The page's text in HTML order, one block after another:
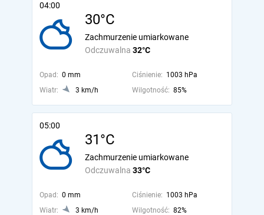
04:00
30°C
Odczuwalna 32°C
Zachmurzenie umiarkowane
Opad: 0 mm Ciśnienie: 1003 hPa
Wiatr:
3 km/h Wilgotność: 85%
05:00
31°C
Odczuwalna 33°C
Zachmurzenie umiarkowane
Opad: 0 mm Ciśnienie: 1003 hPa
Wiatr:
3 km/h Wilgotność: 82%